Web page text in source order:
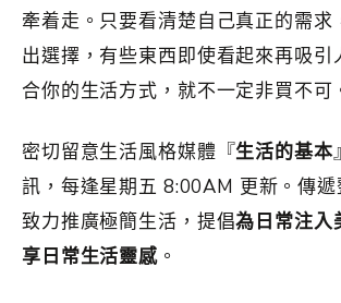
牽着走。只要看清楚自己真正的需求
出選擇，有些東西即使看起來再吸引
合你的生活方式，就不一定非買不可
密切留意生活風格媒體『生活的基本
訊，每逢星期五 8:00AM 更新。傳遞
致力推廣極簡生活，提倡為日常注入
享日常生活靈感。